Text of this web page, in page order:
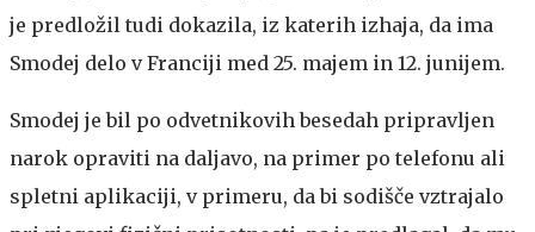
je predložil tudi dokazila, iz katerih izhaja, da ima
Smodej delo v Franciji med 25. majem in 12. junijem.
Smodej je bil po odvetnikovih besedah pripravljen
narok opraviti na daljavo, na primer po telefonu ali
spletni aplikaciji, v primeru, da bi sodišče vztrajalo